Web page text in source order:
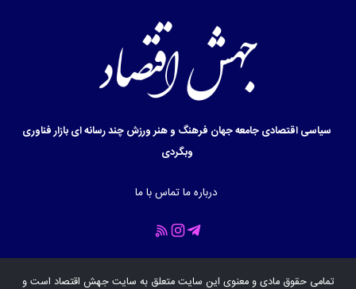
سیاسیاقتصادیجامعهجهان فرهنگ و هنرورزشچند رسانه ایبازارفناوری
وبگردی
درباره ماتماس با ما
تمامی حقوق مادی و معنوی این سایت متعلق به سایتجهش اقتصاد است و